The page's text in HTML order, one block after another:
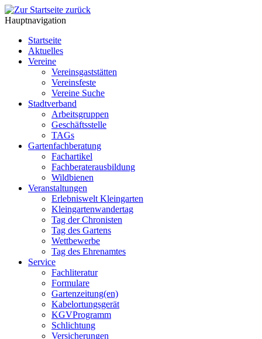
Hauptnavigation
Startseite
Aktuelles
Vereine
Vereinsgaststätten
Vereinsfeste
Vereine Suche
Stadtverband
Arbeitsgruppen
Geschäftsstelle
TAGs
Gartenfachberatung
Fachartikel
Fachberaterausbildung
Wildbienen
Veranstaltungen
Erlebniswelt Kleingarten
Kleingartenwandertag
Tag der Chronisten
Tag des Gartens
Wettbewerbe
Tag des Ehrenamtes
Service
Fachliteratur
Formulare
Gartenzeitung(en)
Kabelortungsgerät
KGVProgramm
Schlichtung
Versicherungen